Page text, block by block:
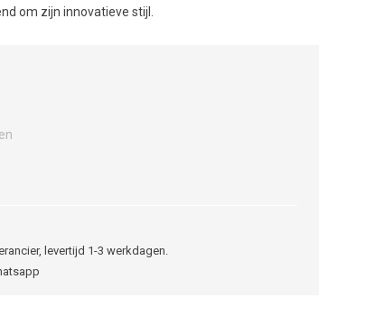
om zijn innovatieve stijl.
levertijd 1-3 werkdagen.